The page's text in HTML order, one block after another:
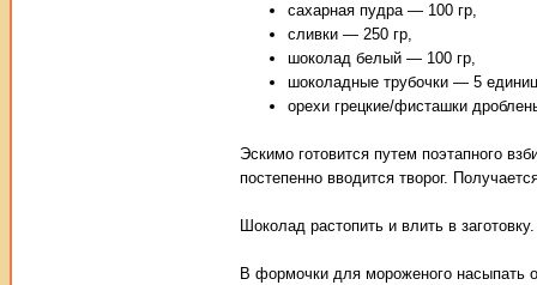
сахарная пудра — 100 гр,
сливки — 250 гр,
шоколад белый — 100 гр,
шоколадные трубочки — 5
орехи грецкие/фисташки
Эскимо готовится путем поэтапного
постепенно вводится творог.
Шоколад растопить и влить в
В формочки для мороженого насыпать